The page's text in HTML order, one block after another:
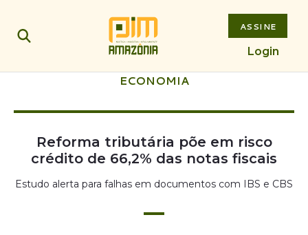
ASSINE
Login
ECONOMIA
Reforma tributária põe em risco
crédito de 66,2% das notas fiscais
Estudo alerta para falhas em documentos com IBS e CBS